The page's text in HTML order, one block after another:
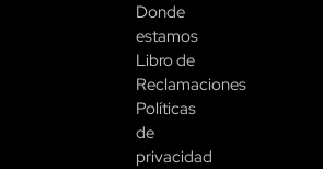
Donde
estamos
Libro de
Reclamaciones
Políticas
de
privacidad